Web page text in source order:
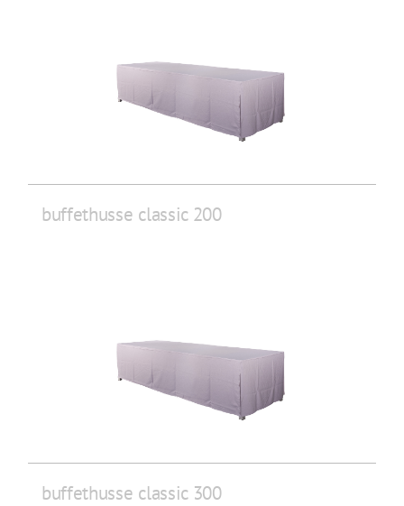
buffethusse classic 200
buffethusse classic 300